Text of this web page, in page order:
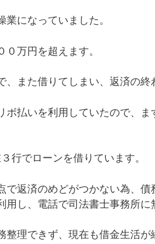
になっていました。
万円を超えます。
また借りてしまい、返済の終
ボ払いを利用していたので、
行でローンを借りています。
で返済のめどがつかない為、
用し、電話で司法書士事務所に
理できず、現在も借金生活が